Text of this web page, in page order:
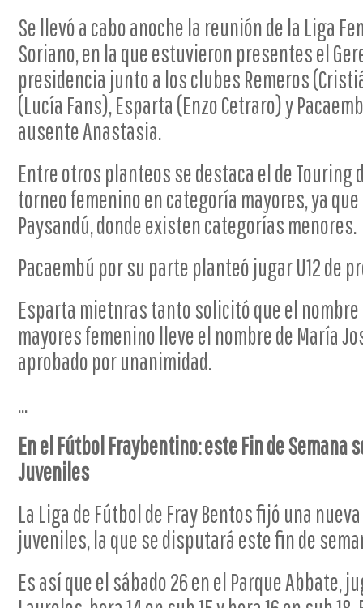
Se llevó a cabo anoche la reunión de la Liga
Soriano, en la que estuvieron presentes el
presidencia junto a los clubes Remeros
(Lucía Fans), Esparta (Enzo Cetraro) y
ausente Anastasia.
Entre otros planteos se destaca el de Touring
torneo femenino en categoría mayores, ya
Paysandú, donde existen categorías menores.
Pacaembú por su parte planteó jugar U12 de
Esparta mietnras tanto solicitó que el
mayores femenino lleve el nombre de María
aprobado por unanimidad.
...
En el Fútbol Fraybentino: este Fin de Semana
Juveniles
La Liga de Fútbol de Fray Bentos fijó una
juveniles, la que se disputará este fin de
Es así que el sábado 26 en el Parque Abbate,